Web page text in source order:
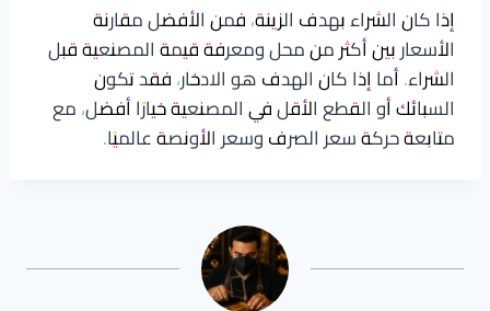
إذا كان الشراء بهدف الزينة، فمن الأفضل مقارنة
الأسعار بين أكثر من محل ومعرفة قيمة المصنعية قبل
الشراء. أما إذا كان الهدف هو الادخار، فقد تكون
السبائك أو القطع الأقل في المصنعية خيارًا أفضل، مع
متابعة حركة سعر الصرف وسعر الأونصة عالميًا.